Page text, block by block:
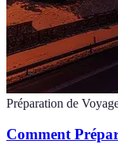
Préparation de
Comment